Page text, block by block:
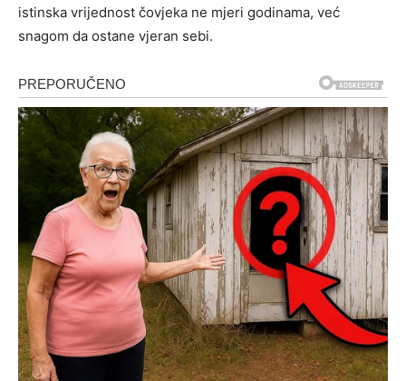
istinska vrijednost čovjeka ne mjeri godinama, već
snagom da ostane vjeran sebi.